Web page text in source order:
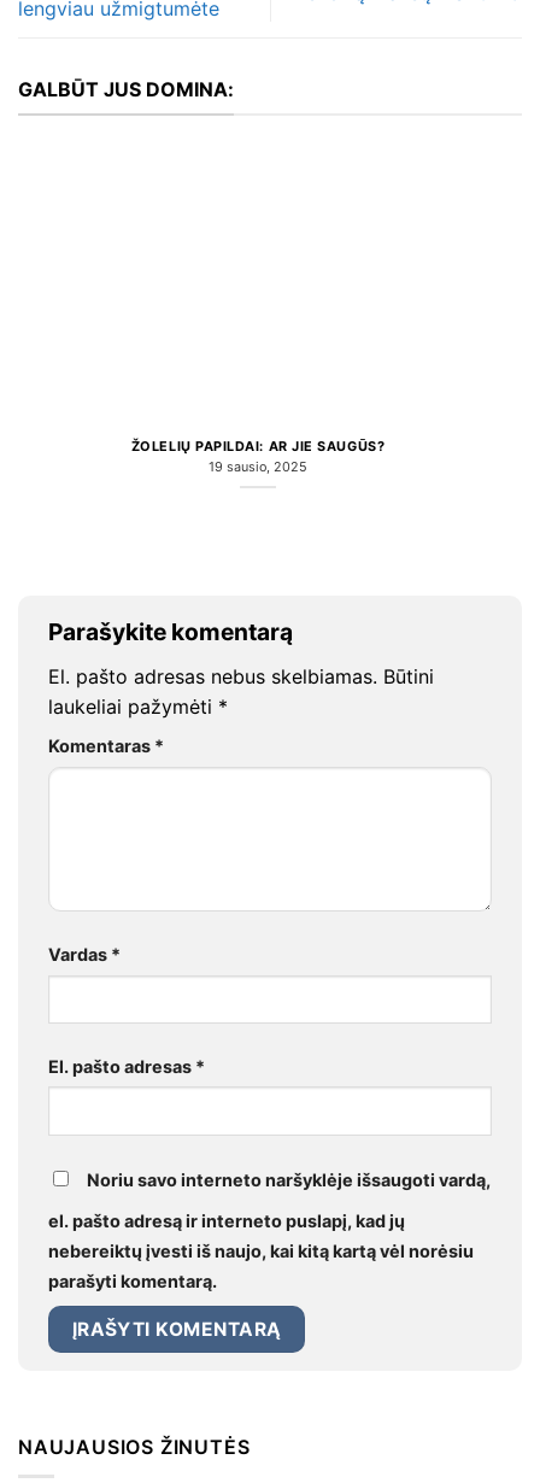
lengviau užmigtumėte
GALBŪT JUS DOMINA:
ŽOLELIŲ PAPILDAI: AR JIE SAUGŪS?
19 sausio, 2025
Parašykite komentarą
El. pašto adresas nebus skelbiamas. Būtini
laukeliai pažymėti *
Komentaras *
Vardas *
El. pašto adresas *
Noriu savo interneto naršyklėje išsaugoti vardą,
el. pašto adresą ir interneto puslapį, kad jų
nebereiktų įvesti iš naujo, kai kitą kartą vėl norėsiu
parašyti komentarą.
NAUJAUSIOS ŽINUTĖS